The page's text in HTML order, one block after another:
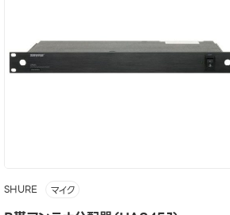
SHURE マイク